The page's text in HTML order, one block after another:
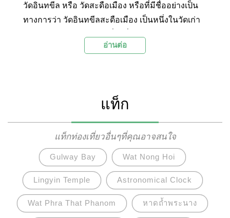
วัดอินทขีล หรือ วัดสะดือเมือง หรือที่มีชื่ออย่างเป็น
ทางการว่า วัดอินทขีลสะดือเมือง เป็นหนึ่งในวัดเก่า
เชียงใหม่ ภาคเหนือของประเทศไทย โดยวัดอินทขี
หนึ่งในสมัยโบราณ รวมถึงเป็นแหล่งรวมศรัทธาที่
สำคัญอีกแห่งของชาวเมืองเชียงใหม่ ถึงแม้ปัจจุบัน
ภายในวัดอินทขีลจะไม่มีเสาอินทขีลดั้งเดิม เนื่องจาก
ถูกย้ายไปประดิษฐานที่วัดเจดีย์หลวงแล้ว แต่
ประชาชนชาวเชียงใหม่ก็ยังคงให้ความสำคัญกับวัด
นี้ เนื่องจากภายในวัดเป็นที่ประดิษฐาน หลวงพ่อขาว
พระศักดิ์สิทธิ์เก่าแก่อายุกว่า 700 ปีที่ผู้คนศรัทธา ดัง
นั้น ในทุกๆเทศกาลสำคัญอาทิ ปีใหม่หรือสงกรานต์
อ่านต่อ
แท็ก
แท็กท่องเที่ยวอื่นๆที่คุณอาจสนใจ
Gulway Bay Wat Nong Hoi
Lingyin Temple Astronomical Clock
Wat Phra That Phanom หาดถ้ำพระนาง